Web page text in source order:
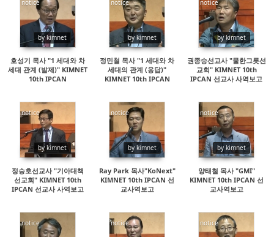
notice
by kimnet
15582
호성기 목사 "1 세대와 차
세대 관계 (발제)" KIMNET
10th IPCAN
notice
by kimnet
15521
정민철 목사 "1 세대와 차
세대의 관계 (응답)"
KIMNET 10th IPCAN
notice
by kimnet
15384
권종승선교사 "물한그릇선
교회" KIMNET 10th
IPCAN 선교사 사역보고
notice
by kimnet
15146
정승호선교사 "기아대책
선교회" KIMNET 10th
IPCAN 선교사 사역보고
notice
by kimnet
18565
Ray Park 목사"KoNext"
KIMNET 10th IPCAN 선
교사역보고
notice
by kimnet
16437
양태철 목사 "GMI"
KIMNET 10th IPCAN 선
교사역보고
notice notice notice